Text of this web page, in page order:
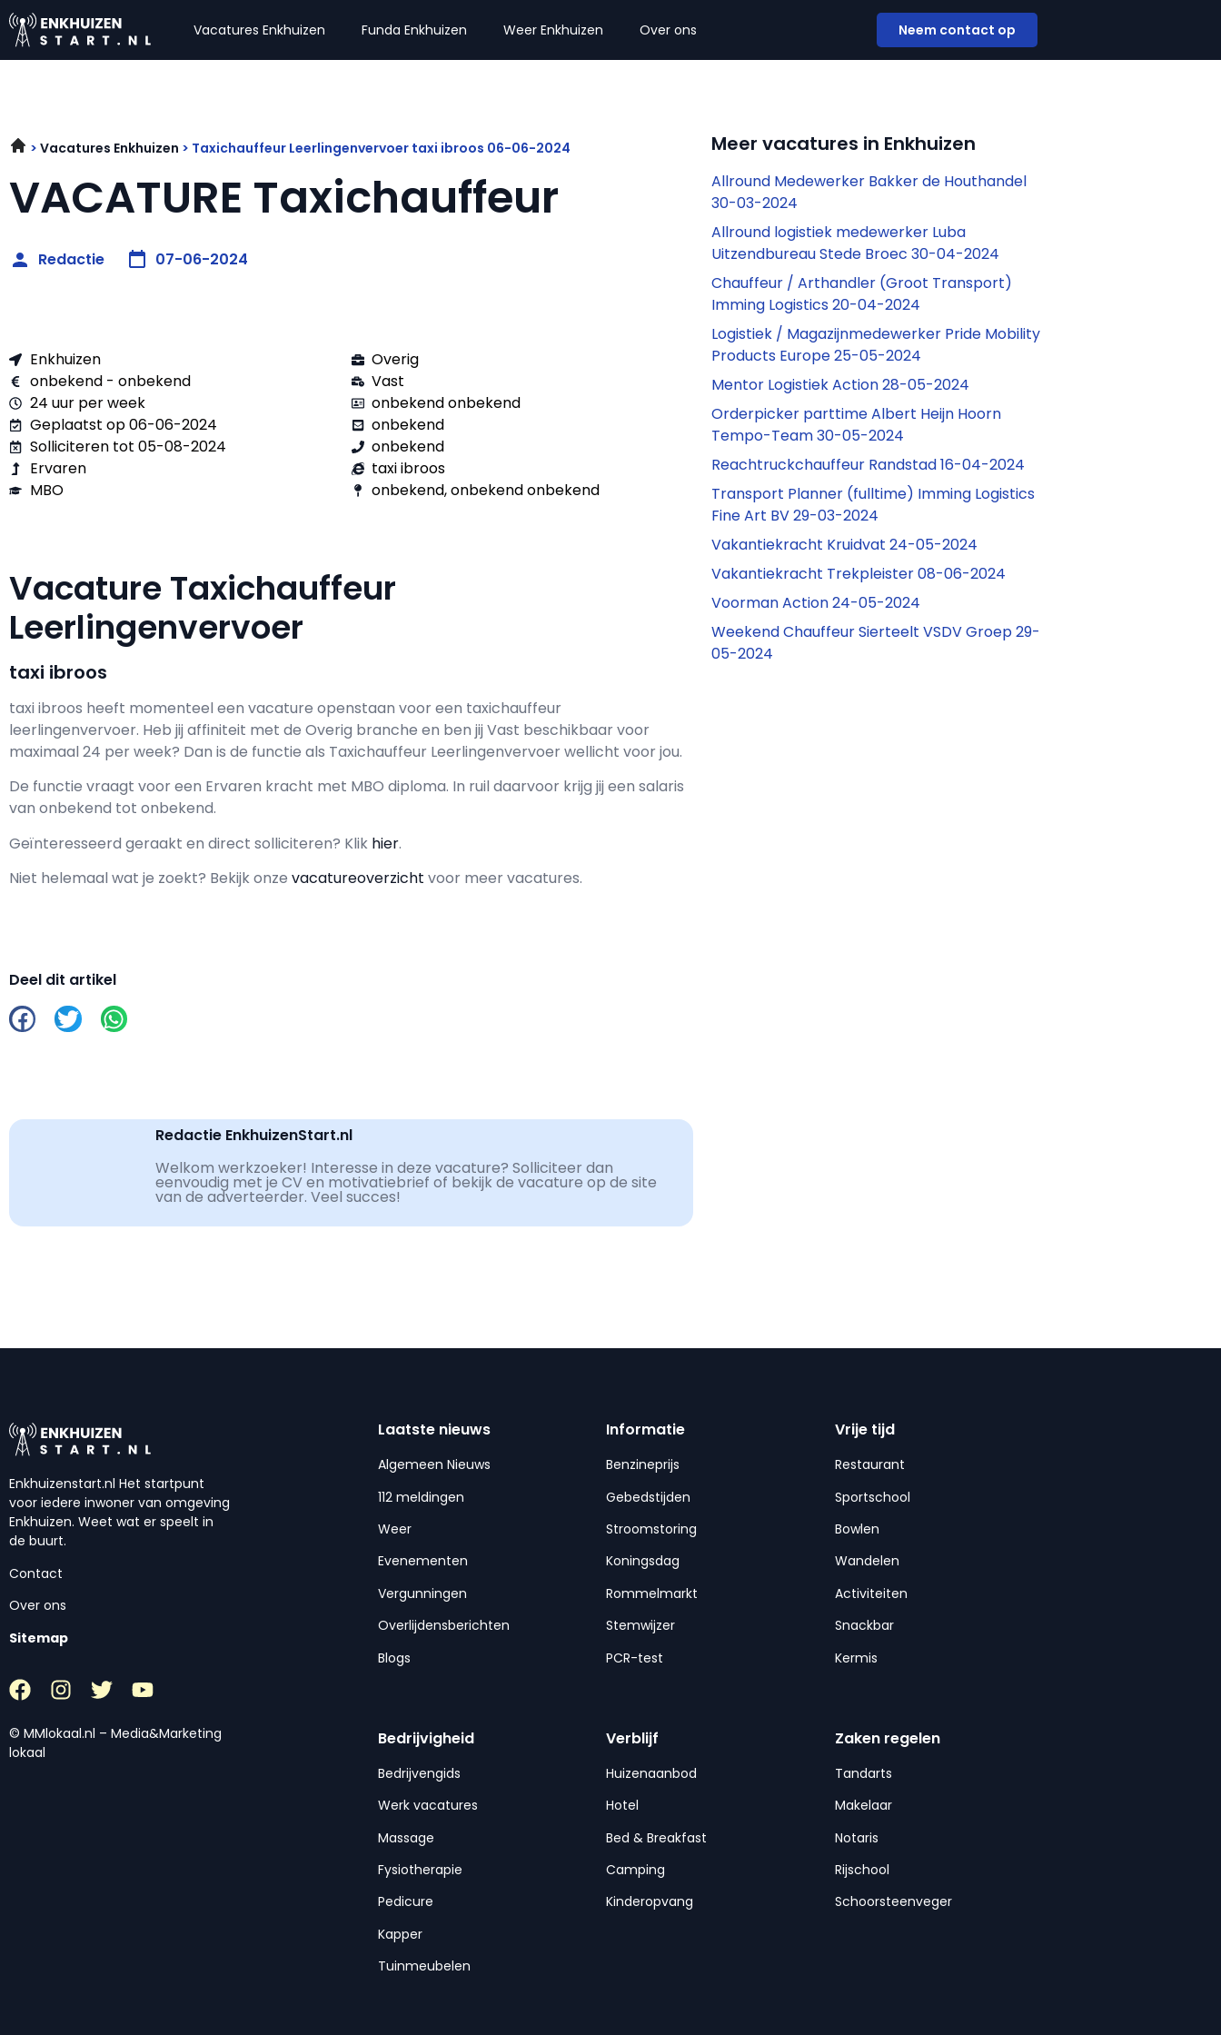
Vacatures Enkhuizen Funda Enkhuizen Weer Enkhuizen Over ons Neem contact op
Vacatures Enkhuizen Taxichauffeur Leerlingenvervoer taxi ibroos 06-06-2024
VACATURE Taxichauffeur
Redactie 07-06-2024
Enkhuizen
onbekend - onbekend
24 uur per week
Geplaatst op 06-06-2024
Solliciteren tot 05-08-2024
Ervaren
MBO
Overig
Vast
onbekend onbekend
onbekend
onbekend
taxi ibroos
onbekend, onbekend onbekend
Vacature Taxichauffeur
Leerlingenvervoer
taxi ibroos
taxi ibroos heeft momenteel een vacature openstaan voor een taxichauffeur
leerlingenvervoer. Heb jij affiniteit met de Overig branche en ben jij Vast beschikbaar voor
maximaal 24 per week? Dan is de functie als Taxichauffeur Leerlingenvervoer wellicht voor jou.
De functie vraagt voor een Ervaren kracht met MBO diploma. In ruil daarvoor krijg jij een salaris
van onbekend tot onbekend.
Geïnteresseerd geraakt en direct solliciteren? Klik hier.
Niet helemaal wat je zoekt? Bekijk onze vacatureoverzicht voor meer vacatures.
Deel dit artikel
Redactie EnkhuizenStart.nl
Welkom werkzoeker! Interesse in deze vacature? Solliciteer dan
eenvoudig met je CV en motivatiebrief of bekijk de vacature op de site
van de adverteerder. Veel succes!
Meer vacatures in Enkhuizen
Allround Medewerker Bakker de Houthandel
30-03-2024
Allround logistiek medewerker Luba
Uitzendbureau Stede Broec 30-04-2024
Chauffeur / Arthandler (Groot Transport)
Imming Logistics 20-04-2024
Logistiek / Magazijnmedewerker Pride Mobility
Products Europe 25-05-2024
Mentor Logistiek Action 28-05-2024
Orderpicker parttime Albert Heijn Hoorn
Tempo-Team 30-05-2024
Reachtruckchauffeur Randstad 16-04-2024
Transport Planner (fulltime) Imming Logistics
Fine Art BV 29-03-2024
Vakantiekracht Kruidvat 24-05-2024
Vakantiekracht Trekpleister 08-06-2024
Voorman Action 24-05-2024
Weekend Chauffeur Sierteelt VSDV Groep 29-
05-2024
Enkhuizenstart.nl Het startpunt
voor iedere inwoner van omgeving
Enkhuizen. Weet wat er speelt in
de buurt.
Contact
Over ons
Sitemap
© MMlokaal.nl – Media&Marketing
lokaal
Laatste nieuws
Algemeen Nieuws
112 meldingen
Weer
Evenementen
Vergunningen
Overlijdensberichten
Blogs
Informatie
Benzineprijs
Gebedstijden
Stroomstoring
Koningsdag
Rommelmarkt
Stemwijzer
PCR-test
Vrije tijd
Restaurant
Sportschool
Bowlen
Wandelen
Activiteiten
Snackbar
Kermis
Bedrijvigheid
Bedrijvengids
Werk vacatures
Massage
Fysiotherapie
Pedicure
Kapper
Tuinmeubelen
Verblijf
Huizenaanbod
Hotel
Bed & Breakfast
Camping
Kinderopvang
Zaken regelen
Tandarts
Makelaar
Notaris
Rijschool
Schoorsteenveger